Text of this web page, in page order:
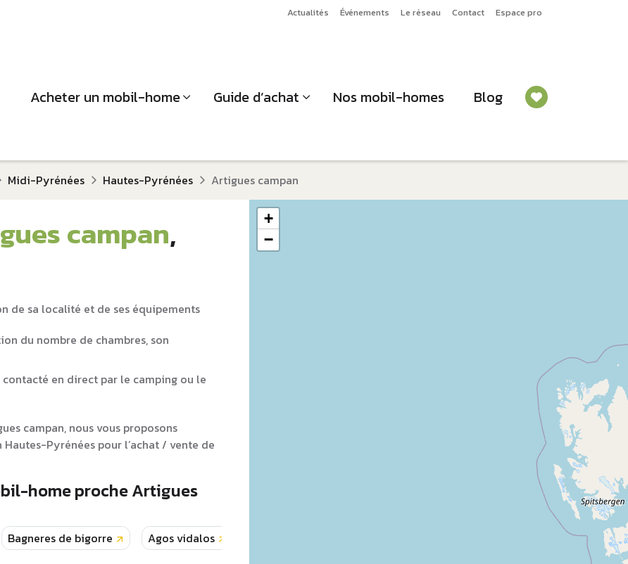
Actualités Événements Le réseau Contact Espace pro
Acheter un mobil-home Guide d’achat Nos mobil-homes Blog
Midi-Pyrénées Hautes-Pyrénées Artigues campan
+
−
campan,
de sa localité et de ses équipements
du nombre de chambres, son
contacté en direct par le camping ou le
campan, nous vous proposons
Pyrénées pour l’achat / vente de
home proche Artigues
Bagneres de bigorre Agos vidalos Arreau